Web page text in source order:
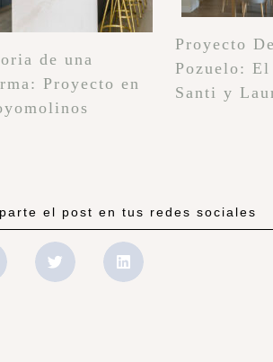
de una
Proyecto en
Proyecto
Pozuelo: El
Santi y
el post en tus redes sociales